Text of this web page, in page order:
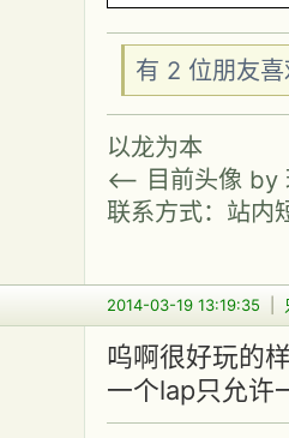
有 2 位朋友
以龙为本
<-- 目前头像 by
联系方式：站内
2014-03-19 13:19:35
呜啊很好玩的
一个lap只允许